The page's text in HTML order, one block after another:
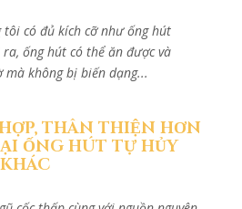
tôi có đủ kích cỡ như ống hút
ống hút có thể ăn được và
không bị biến dạng...
THÂN THIỆN HƠN
ỐNG HÚT TỰ HỦY
KHÁC